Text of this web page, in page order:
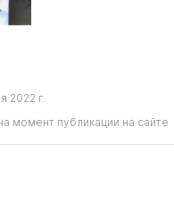
2022 г.
момент публикации на сайте